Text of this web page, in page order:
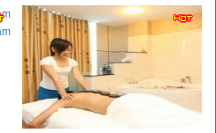
Bảo Khang Sư Vạn Hạnh Quận 10